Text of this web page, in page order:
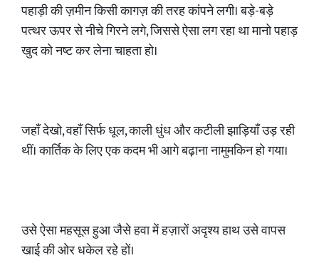
पहाड़ी की ज़मीन किसी कागज़ की तरह कांपने लगी। बड़े-बड़े
पत्थर ऊपर से नीचे गिरने लगे, जिससे ऐसा लग रहा था मानो पहाड़
खुद को नष्ट कर लेना चाहता हो।
जहाँ देखो, वहाँ सिर्फ धूल, काली धुंध और कटीली झाड़ियाँ उड़ रही
थीं। कार्तिक के लिए एक कदम भी आगे बढ़ाना नामुमकिन हो गया।
उसे ऐसा महसूस हुआ जैसे हवा में हज़ारों अदृश्य हाथ उसे वापस
खाई की ओर धकेल रहे हों।